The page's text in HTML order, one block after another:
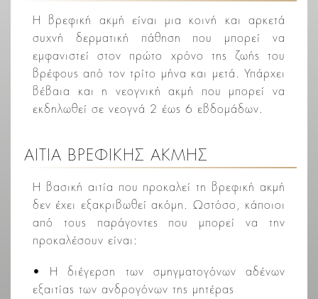
Η βρεφική ακμή είναι μια κοινή και αρκετά
συχνή δερματική πάθηση που μπορεί να
εμφανιστεί στον πρώτο χρόνο της ζωής του
βρέφους από τον τρίτο μήνα και μετά. Υπάρχει
βέβαια και η νεογνική ακμή που μπορεί να
εκδηλωθεί σε νεογνά 2 έως 6 εβδομάδων.
ΑΙΤΙΑ ΒΡΕΦΙΚΗΣ ΑΚΜΗΣ
Η βασική αιτία που προκαλεί τη βρεφική ακμή
δεν έχει εξακριβωθεί ακόμη. Ωστόσο, κάποιοι
από τους παράγοντες που μπορεί να την
προκαλέσουν είναι:
• Η διέγερση των σμηγματογόνων αδένων
εξαιτίας των ανδρογόνων της μητέρας